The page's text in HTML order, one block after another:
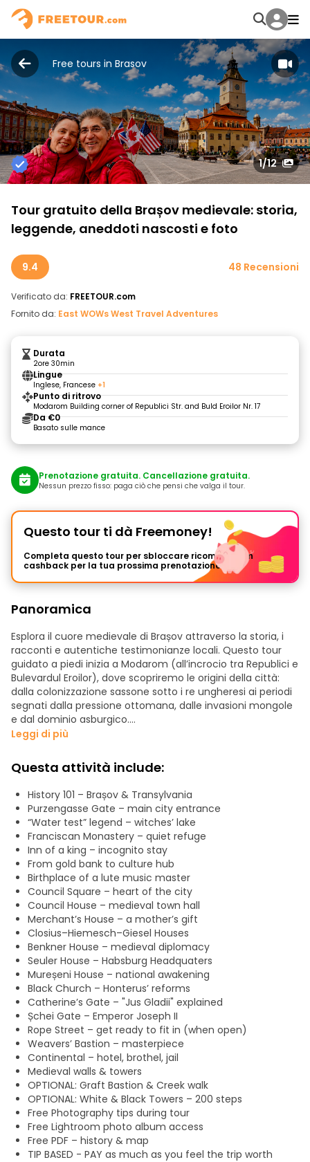
Free tours in Brasov
1/12
Tour gratuito della Brașov medievale: storia,
leggende, aneddoti nascosti e foto
9.4 48 Recensioni
Verificato da: FREETOUR.com
Fornito da: East WOWs West Travel Adventures
Durata
2ore 30min
Lingue
Inglese, Francese +1
Punto di ritrovo
Modarom Building corner of Republici Str. and Buld Eroilor Nr. 17
Da €0
Basato sulle mance
Prenotazione gratuita. Cancellazione gratuita.
Nessun prezzo fisso: paga ciò che pensi che valga il tour.
Questo tour ti dà Freemoney!
Completa questo tour per sbloccare ricompense in
cashback per la tua prossima prenotazione.
Panoramica
Esplora il cuore medievale di Brașov attraverso la storia, i
racconti e autentiche testimonianze locali. Questo tour
guidato a piedi inizia a Modarom (all’incrocio tra Republici e
Bulevardul Eroilor), dove scopriremo le origini della città:
dalla colonizzazione sassone sotto i re ungheresi ai periodi
segnati dalla pressione ottomana, dalle invasioni mongole
e dal dominio asburgico.
caratterizzato Brașov: Sassoni, Rumeni, Ungheresi, insieme
ai mercanti greci e bulgari che hanno contribuito alla sua
prosperità e identità culturale.
Partendo dall’antica porta della città, passeggeremo verso
il Palazzo del Consiglio e le dimore dei mercanti patrizi, per
poi proseguire verso l’iconica Chiesa Nera, esplorando il
patrimonio religioso e architettonico. Passeggiando lungo
le mura medievali, le porte, i bastioni e le torri, ascolterete
le storie che si celano dietro la loro costruzione e difesa.
Il nostro percorso si snoda lungo strade acciottolate e
sentieri panoramici, compresi punti panoramici immersi
nel bosco ideali per scattare foto; vi daremo anche consigli
sui luoghi migliori per aiutarvi a immortalare immagini
indimenticabili.
Pensata per piccoli gruppi, questa esperienza unisce storia,
leggende e atmosfera.
Leggi di più
Questa attività include:
History 101 – Brașov & Transylvania
Purzengasse Gate – main city entrance
“Water test” legend – witches’ lake
Franciscan Monastery – quiet refuge
Inn of a king – incognito stay
From gold bank to culture hub
Birthplace of a lute music master
Council Square – heart of the city
Council House – medieval town hall
Merchant’s House – a mother’s gift
Closius–Hiemesch–Giesel Houses
Benkner House – medieval diplomacy
Seuler House – Habsburg Headquaters
Mureșeni House – national awakening
Black Church – Honterus’ reforms
Catherine’s Gate – "Jus Gladii" explained
Șchei Gate – Emperor Joseph II
Rope Street – get ready to fit in (when open)
Weavers’ Bastion – masterpiece
Continental – hotel, brothel, jail
Medieval walls & towers
OPTIONAL: Graft Bastion & Creek walk
OPTIONAL: White & Black Towers – 200 steps
Free Photography tips during tour
Free Lightroom photo album access
Free PDF – history & map
TIP BASED - PAY as much as you feel the trip worth